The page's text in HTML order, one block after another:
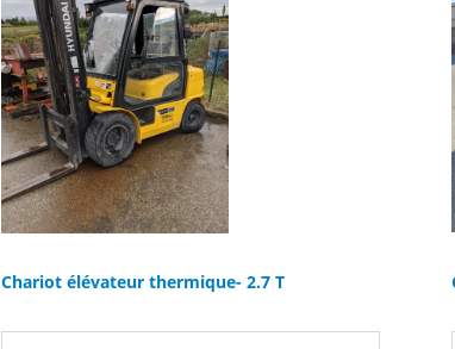
Chariot élévateur thermique- 2.7 T